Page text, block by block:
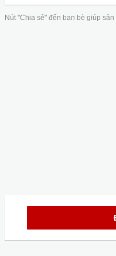
Nút "Chia sẻ" đến bạn bè giúp